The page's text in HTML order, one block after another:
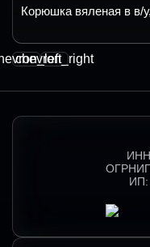
Корюшка вяленая в в/
chevron_right
ИП: